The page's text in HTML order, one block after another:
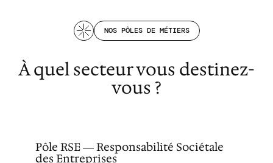
NOS PÔLES DE MÉTIERS
À quel secteur vous destinez-
vous ?
Pôle RSE — Responsabilité Sociétale
des Entreprises